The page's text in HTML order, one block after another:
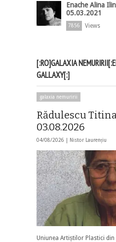
Enache Alina
05.03.2021
7856 Views
[:RO]GALAXIA
GALLAXY[:]
galaxia nemuririi
Rădulescu Titina
03.08.2026
04/08/2026 | Nistor Laurențiu
Uniunea Artiștilor Plastici